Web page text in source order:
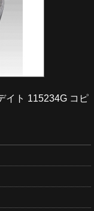
イト 115234G コピ